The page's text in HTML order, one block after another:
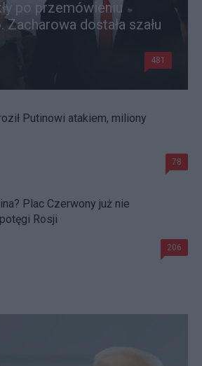
po przemówieniu
dostała szału
481
Putinowi atakiem, miliony
78
Plac Czerwony już nie
Rosji
206